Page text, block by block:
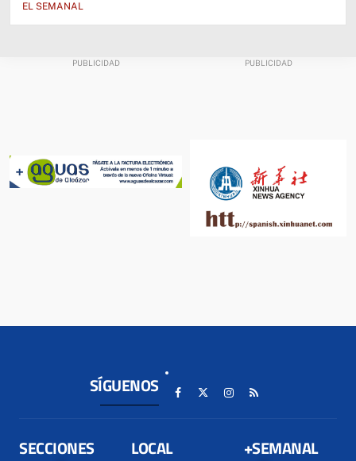
EL SEMANAL
SÍGUENOS
SECCIONES LOCAL +SEMANAL